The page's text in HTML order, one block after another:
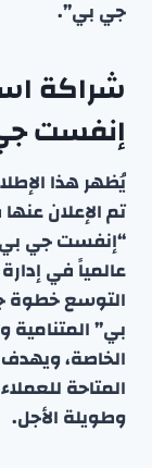
جي بي”.
شراكة
إنفست
يُظهر هذا
تم الإعلان
عالمياً في
التوسع
بي”
الخاصة،
المتاحة
وطويلة الأجل.